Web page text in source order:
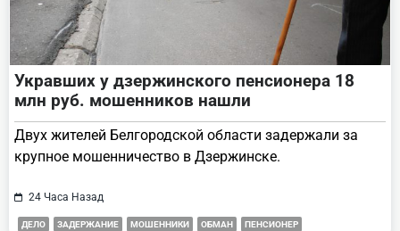
Укравших у дзержинского пенсионера 18
млн руб. мошенников нашли
Двух жителей Белгородской области задержали за
крупное мошенничество в Дзержинске.
24 Часа Назад
ДЕЛО ЗАДЕРЖАНИЕ МОШЕННИКИ ОБМАН ПЕНСИОНЕР